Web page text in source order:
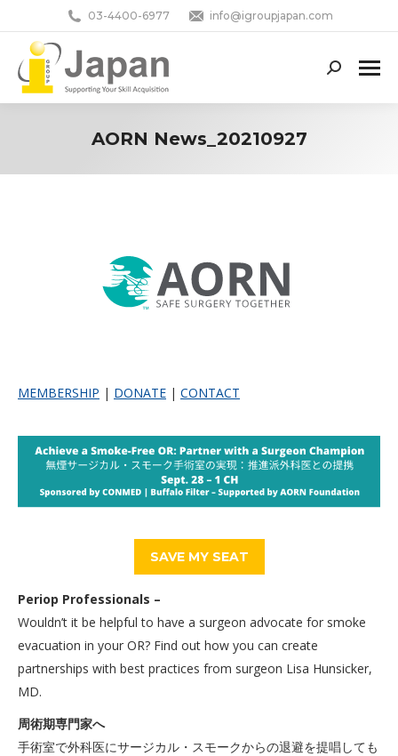
03-4400-6977 info@igroupjapan.com
Search:
AORN News_20210927
MEMBERSHIP | DONATE | CONTACT
SAVE MY SEAT
Periop Professionals –
Wouldn’t it be helpful to have a surgeon advocate for smoke
evacuation in your OR? Find out how you can create
partnerships with best practices from surgeon Lisa Hunsicker,
MD.
周術期専門家へ
手術室で外科医にサージカル・スモークからの退避を提唱しても